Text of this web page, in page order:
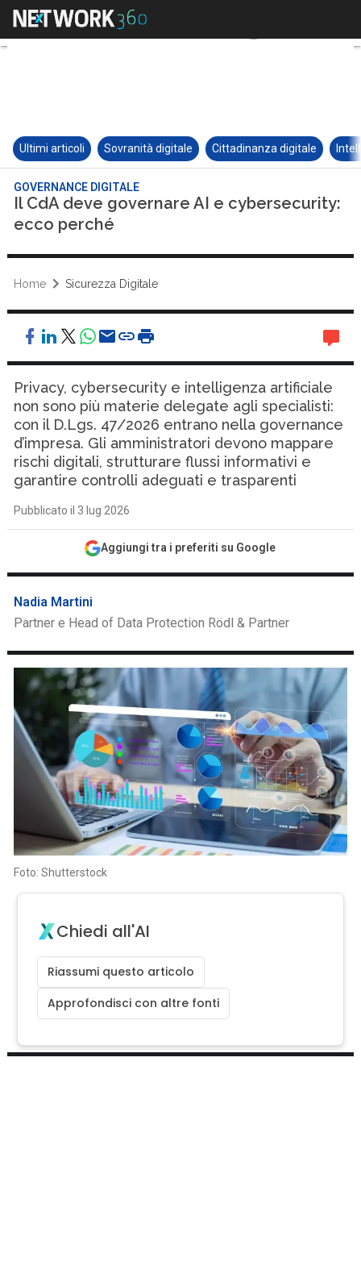
Ultimi articoli Sovranità digitale Cittadinanza digitale
GOVERNANCE DIGITALE
Il CdA deve governare AI e cybersecurity:
ecco perché
Home Sicurezza Digitale
Privacy, cybersecurity e intelligenza artificiale
non sono più materie delegate agli specialisti:
con il D.Lgs. 47/2026 entrano nella governance
d’impresa. Gli amministratori devono mappare
rischi digitali, strutturare flussi informativi e
garantire controlli adeguati e trasparenti
Pubblicato il 3 lug 2026
Aggiungi tra i preferiti su Google
Nadia Martini
Partner e Head of Data Protection Rödl & Partner
Foto: Shutterstock
Chiedi all'AI
Riassumi questo articolo
Approfondisci con altre fonti